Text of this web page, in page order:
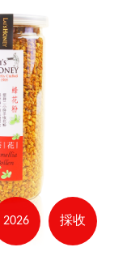
採收
2026